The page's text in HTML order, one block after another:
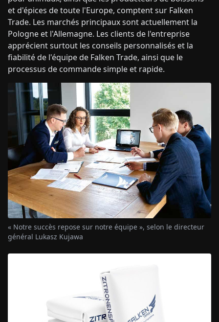
et d'épices de toute l'Europe, comptent sur Falken
Trade. Les marchés principaux sont actuellement la
Pologne et l'Allemagne. Les clients de l'entreprise
apprécient surtout les conseils personnalisés et la
fiabilité de l'équipe de Falken Trade, ainsi que le
processus de commande simple et rapide.
« Notre succès repose sur notre équipe », selon le directeur
général Lukasz Kujawa